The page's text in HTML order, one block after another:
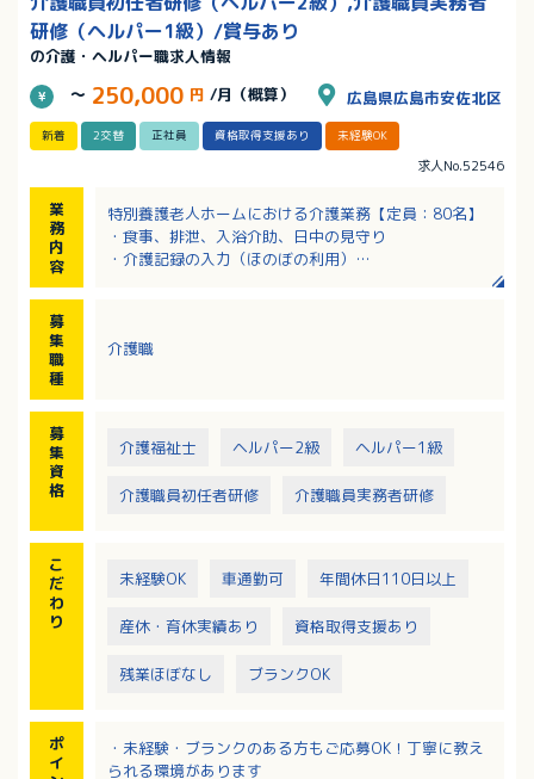
研修（ヘルパー1級）/賞与あり
の介護・ヘルパー職求人情報
～ 250,000 円 /月（概算） 広島県広島市安佐北区
新着 2交替 正社員 資格取得支援あり 未経験OK
求人No.52546
業
務
内
容
特別養護老人ホームにおける介護業務【定員：80名】
・食事、排泄、入浴介助、日中の見守り
・介護記録の入力（ほのぼの利用）
※夜勤は月3～5回程度
募
集
職
種
介護職
募
集
資
格
介護福祉士 ヘルパー2級 ヘルパー1級
介護職員初任者研修 介護職員実務者研修
こ
だ
わ
り
未経験OK 車通勤可 年間休日110日以上
産休・育休実績あり 資格取得支援あり
残業ほぼなし ブランクOK
ポ
イ
・未経験・ブランクのある方もご応募OK！丁寧に教え
られる環境があります